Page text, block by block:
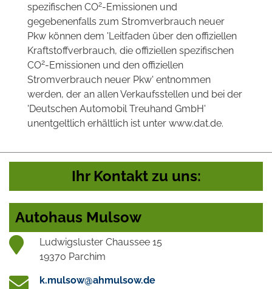
spezifischen CO2-Emissionen und
gegebenenfalls zum Stromverbrauch neuer
Pkw können dem 'Leitfaden über den offiziellen
Kraftstoffverbrauch, die offiziellen spezifischen
CO2-Emissionen und den offiziellen
Stromverbrauch neuer Pkw' entnommen
werden, der an allen Verkaufsstellen und bei der
'Deutschen Automobil Treuhand GmbH'
unentgeltlich erhältlich ist unter www.dat.de.
Ihr Kontakt zu uns:
Autohaus Mulsow
Ludwigsluster Chaussee 15
19370 Parchim
k.mulsow@ahmulsow.de